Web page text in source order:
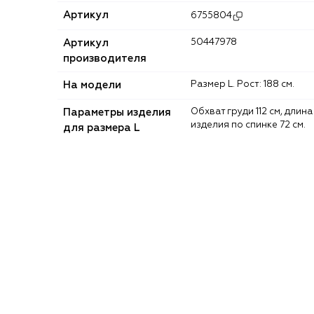
Артикул 6755804
Артикул
производителя
50447978
На модели Размер L. Рост: 188 см.
Параметры изделия
для размера L
Обхват груди 112 см, длина
изделия по спинке 72 см.